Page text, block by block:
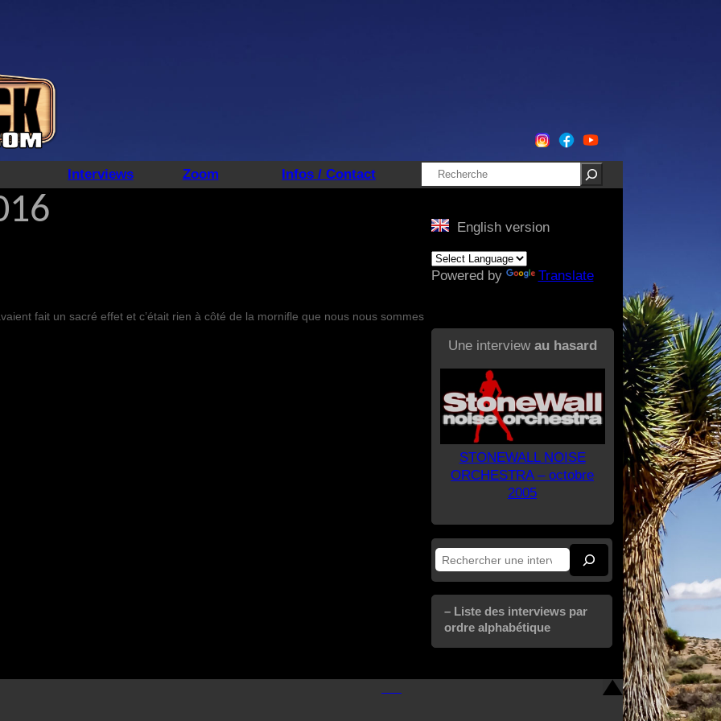
Interviews Zoom Infos / Contact Rechercher
fait un sacré effet et c’était rien à côté de la mornifle que nous nous sommes
English version
Powered by Translate
Une interview au hasard
STONEWALL NOISE
ORCHESTRA – octobre
2005
Rechercher
– Liste des interviews par
ordre alphabétique